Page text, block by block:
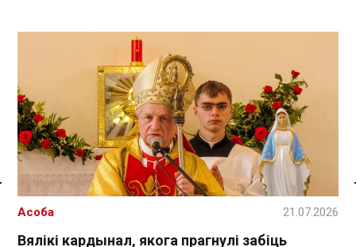
Спасылка без VPN
Вялікі кардынал, якога прагнулі забіць
Асоба 21.07.2026